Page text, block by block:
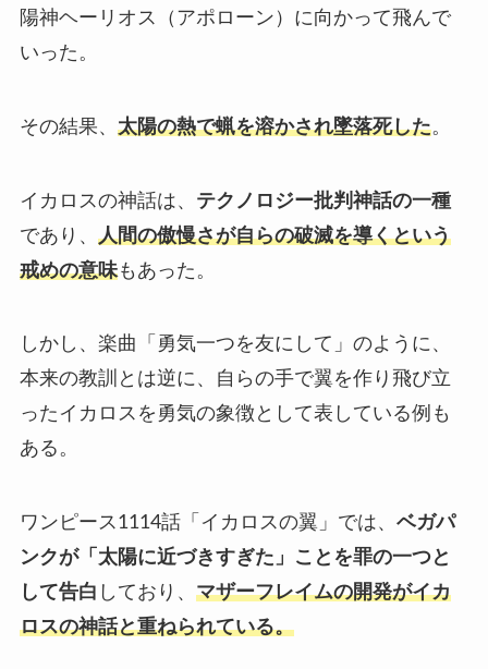
陽神ヘーリオス（アポローン）に向かって飛んで
いった。
その結果、 太陽の熱で蝋を溶かされ墜落死した。
イカロスの神話は、 テクノロジー批判神話の一種
であり、 人間の傲慢さが自らの破滅を導くという
戒めの意味もあった。
しかし、楽曲「勇気一つを友にして」のように、
本来の教訓とは逆に、自らの手で翼を作り飛び立
ったイカロスを勇気の象徴として表している例も
ある。
ワンピース1114話「イカロスの翼」では、 ベガパ
ンクが「太陽に近づきすぎた」ことを罪の一つと
して告白 しており、 マザーフレイムの開発がイカ
ロスの神話と重ねられている。